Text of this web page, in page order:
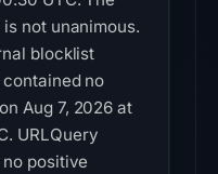
not unanimous.
blocklist
no
Aug 7, 2026 at
URLQuery
positive